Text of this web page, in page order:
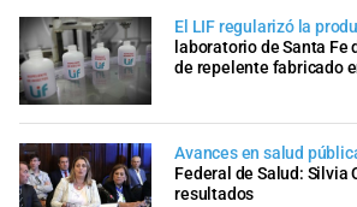
El LIF regularizó la
laboratorio de Santa
de repelente fabricado
Avances en salud
Federal de Salud: Silvia
resultados